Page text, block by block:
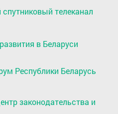
телеканал
в Беларуси
Республики Беларусь
законодательства и